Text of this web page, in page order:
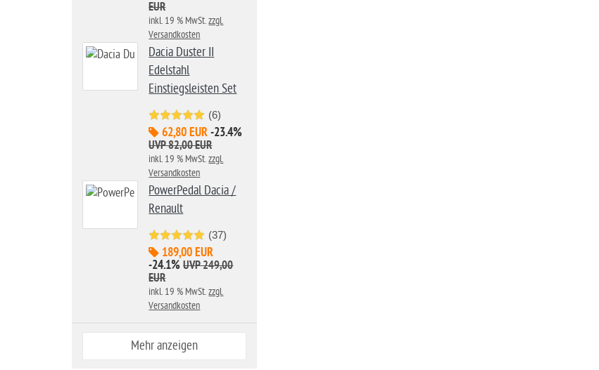
EUR
inkl. 19 % MwSt.zzgl.
Versandkosten
Dacia Duster II
Edelstahl
Einstiegsleisten Set
(6)
62,80 EUR-23.4%
UVP 82,00 EUR
inkl. 19 % MwSt.zzgl.
Versandkosten
PowerPedal Dacia /
Renault
(37)
189,00 EUR
-24.1% UVP 249,00
EUR
inkl. 19 % MwSt.zzgl.
Versandkosten
Mehr anzeigen